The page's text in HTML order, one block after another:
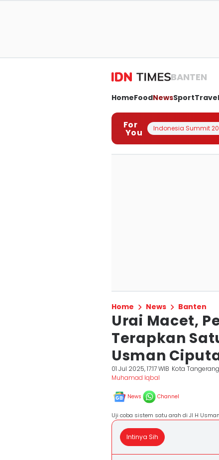
BANTEN
HomeFoodNewsSportTravel
For
You Indonesia Summit
Home News Banten
Urai Macet,
Terapkan
Usman
01 Jul 2025, 17:17 WIB Kota
Muhamad Iqbal
News Channel
Uji coba sistem satu arah di Jl H
Intinya Sih